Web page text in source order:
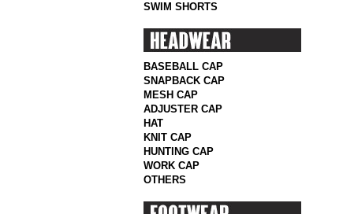
SWIM SHORTS
BASEBALL CAP
SNAPBACK CAP
MESH CAP
ADJUSTER CAP
HAT
KNIT CAP
HUNTING CAP
WORK CAP
OTHERS